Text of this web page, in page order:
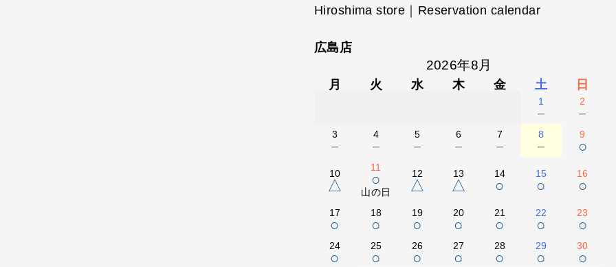
Hiroshima store｜Reservation calendar
広島店
2026年8月
月 火 水 木 金 土 日
1
－
2
－
3
－
4
－
5
－
6
－
7
－
8
－
9
○
10
△
11
○
山の日
12
△
13
△
14
○
15
○
16
○
17
○
18
○
19
○
20
○
21
○
22
○
23
○
24
○
25
○
26
○
27
○
28
○
29
○
30
○